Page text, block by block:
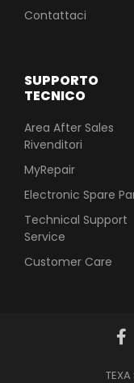
SUPPORTO
TECNICO
Area After Sales
Rivenditori
MyRepair
Electronic Spare
Technical Support
Service
Customer Care
Contattaci